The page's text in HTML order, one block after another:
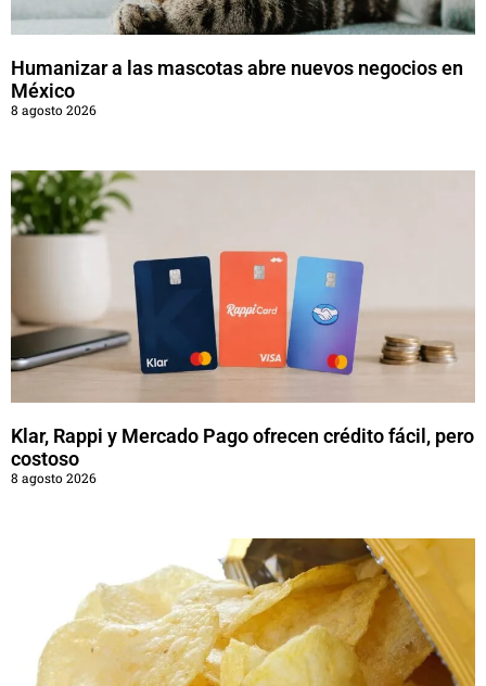
Humanizar a las mascotas abre nuevos negocios en
México
8 agosto 2026
Klar, Rappi y Mercado Pago ofrecen crédito fácil, pero
costoso
8 agosto 2026